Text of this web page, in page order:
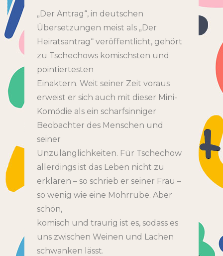
„Der Antrag“, in deutschen
Übersetzungen meist als „Der
Heiratsantrag“ veröffentlicht, gehört
zu Tschechows komischsten und
pointiertesten
Einaktern. Weit seiner Zeit voraus
erweist er sich auch mit dieser Mini-
Komödie als ein scharfsinniger
Beobachter des Menschen und
seiner
Unzulänglichkeiten. Für Tschechow
allerdings ist das Leben nicht zu
erklären – so schrieb er seiner Frau –
so wenig wie eine Mohrrübe. Aber
schön,
komisch und traurig ist es, sodass es
uns zwischen Weinen und Lachen
schwanken lässt.